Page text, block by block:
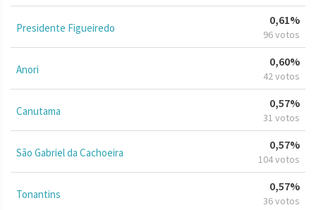
Presidente Figueiredo
0,61%
96 votos
Anori
0,60%
42 votos
Canutama
0,57%
31 votos
São Gabriel da Cachoeira
0,57%
104 votos
Tonantins
0,57%
36 votos